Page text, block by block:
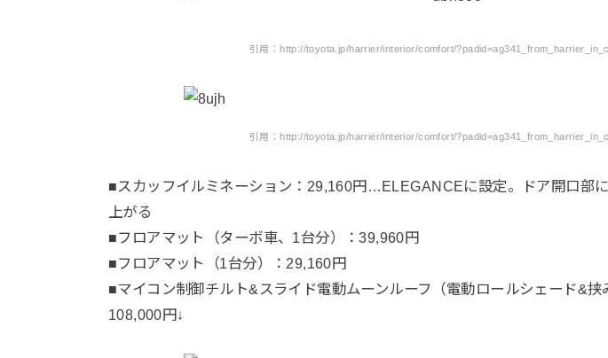
引用：http://toyota.jp/harrier/interior/comfort/
引用：http://toyota.jp/harrier/interior/comfort/
■スカッフイルミネーション：29,160円…ELEGANCEに設定。ドア開口部
上がる
■フロアマット（ターボ車、1台分）：39,960円
■フロアマット（1台分）：29,160円
■マイコン制御チルト&スライド電動ムーンルーフ（電動ロールシェード&挟
108,000円↓